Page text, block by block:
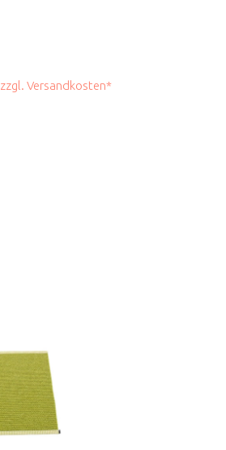
zzgl. Versandkosten*